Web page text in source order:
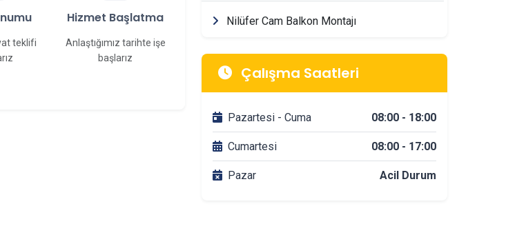
teklifi
Hizmet Başlatma
Anlaştığımız tarihte işe
başlarız
Nilüfer Cam Balkon Montajı
Nilüfer Banyo Tadilatı
Nilüfer DuşaKabin Montajı
Çalışma Saatleri
Pazartesi - Cuma 08:00 - 18:00
Cumartesi 08:00 - 17:00
Pazar Acil Durum